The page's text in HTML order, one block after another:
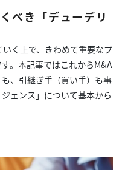
べき「デューデリ
く上で、きわめて重要なプ
。本記事ではこれからM&A
、引継ぎ手（買い手）も事
ェンス」について基本から